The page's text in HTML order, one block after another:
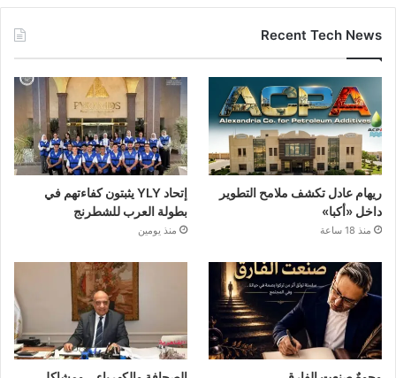
Recent Tech News
ريهام عادل تكشف ملامح التطوير
داخل «أكبا»
منذ 18 ساعة
إتحاد YLY يثبتون كفاءتهم في
بطولة العرب للشطرنج
منذ يومين